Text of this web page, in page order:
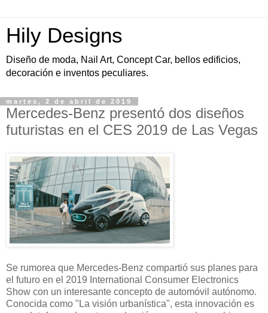
Hily Designs
Diseño de moda, Nail Art, Concept Car, bellos edificios,
decoración e inventos peculiares.
martes, 2 de abril de 2019
Mercedes-Benz presentó dos diseños
futuristas en el CES 2019 de Las Vegas
Se rumorea que Mercedes-Benz compartió sus planes para
el futuro en el 2019 International Consumer Electronics
Show con un interesante concepto de automóvil autónomo.
Conocida como "La visión urbanística", esta innovación es